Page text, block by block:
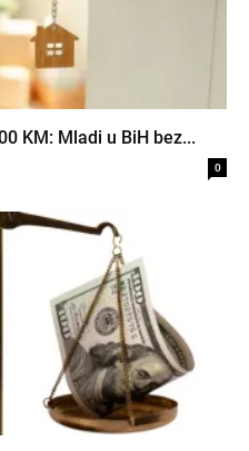
KM: Mladi u BiH bez...
0